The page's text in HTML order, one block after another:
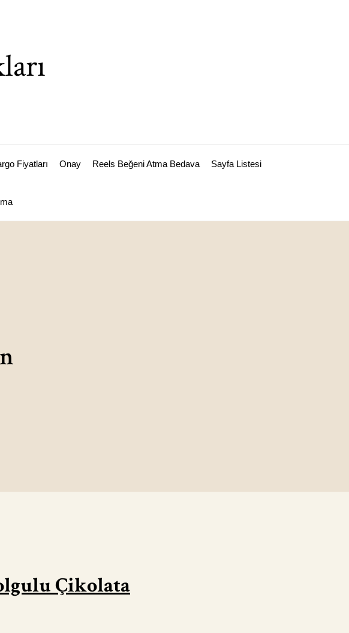
Fiyatları Onay Reels Beğeni Atma Bedava Sayfa Listesi
Çikolata